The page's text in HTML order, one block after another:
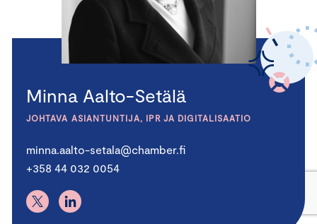
Minna Aalto-Setälä
JOHTAVA ASIANTUNTIJA, IPR JA DIGITALISAATIO
minna.aalto-setala@chamber.fi
+358 44 032 0054